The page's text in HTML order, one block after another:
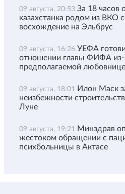
09 августа, 20:53 За 18 часов
казахстанка родом из ВКО
восхождение на Эльбрус
09 августа, 16:26 УЕФА
отношении главы ФИФА из-
предполагаемой любовнице
09 августа, 18:01
Илон Маск
неизбежности
Луне
09 августа, 19:21
Минздрав
жестоком обращении с
психбольницы в Актасе